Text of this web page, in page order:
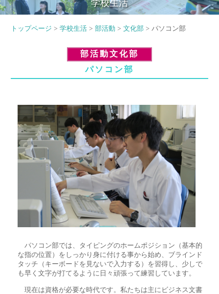
学校生活
トップページ >学校生活 >部活動 >文化部 > パソコン部
部活動文化部
パソコン部
パソコン部では、タイピングのホームポジション（基本的
な指の位置）をしっかり身に付ける事から始め、ブラインド
タッチ（キーボードを見ないで入力する）を習得し、少しで
も早く文字が打てるように日々頑張って練習しています。
現在は資格が必要な時代です。私たちは主にビジネス文書